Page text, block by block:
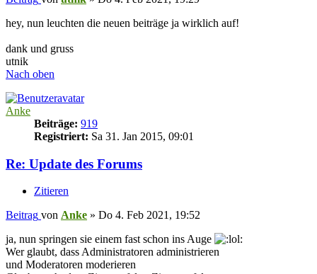
hey, nun leuchten die neuen beiträge ja wirklich auf!
dank und gruss
utnik
Nach oben
Anke
Beiträge: 919
Registriert: Sa 31. Jan 2015, 09:01
Re: Update des Forums
Zitieren
Beitrag von Anke » Do 4. Feb 2021, 19:52
ja, nun springen sie einem fast schon ins Auge
Wer glaubt, dass Administratoren administrieren
und Moderatoren moderieren